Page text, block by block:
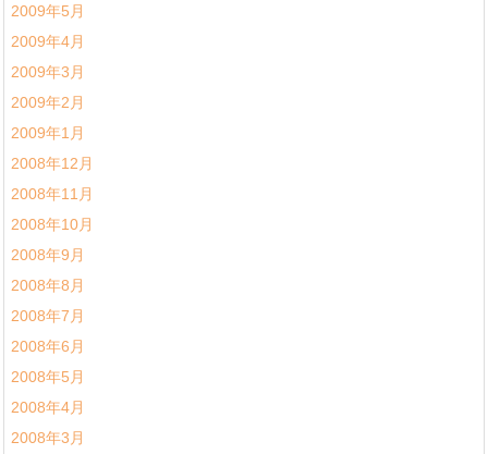
2009年5月
2009年4月
2009年3月
2009年2月
2009年1月
2008年12月
2008年11月
2008年10月
2008年9月
2008年8月
2008年7月
2008年6月
2008年5月
2008年4月
2008年3月